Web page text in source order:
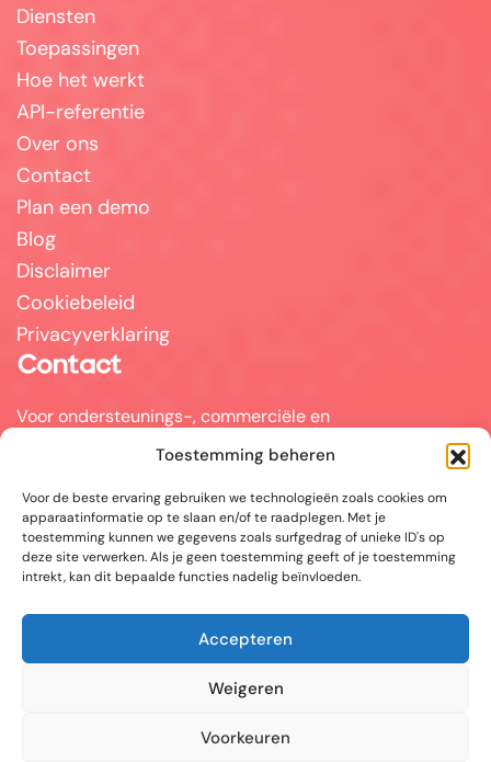
Toestemming beheren
Voor de beste ervaring gebruiken we technologieën zoals cookies om
apparaatinformatie op te slaan en/of te raadplegen. Met je
toestemming kunnen we gegevens zoals surfgedrag of unieke ID's op
deze site verwerken. Als je geen toestemming geeft of je toestemming
intrekt, kan dit bepaalde functies nadelig beïnvloeden.
Accepteren
Weigeren
Voorkeuren
Diensten
Toepassingen
Hoe het werkt
API-referentie
Over ons
Contact
Plan een demo
Blog
Disclaimer
Cookiebeleid
Privacyverklaring
Contact
Voor ondersteunings-, commerciële en
info@answerpal.eu
AnswerPal
Bisschoppenhoflaan 380
2100 Antwerpen
België
+32.36416685
BE 0862.692.858